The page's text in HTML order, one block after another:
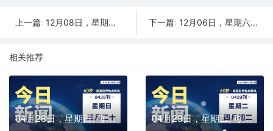
上一篇: 12月08日，星期一, 每天60秒读懂全世界！ 下一篇: 12月06日，星期六, 每天60秒读懂全世界！
相关推荐
04月28日，星期日, 每天60秒读懂全世界！ 04月29日，星期二, 每天60秒读懂全世界！